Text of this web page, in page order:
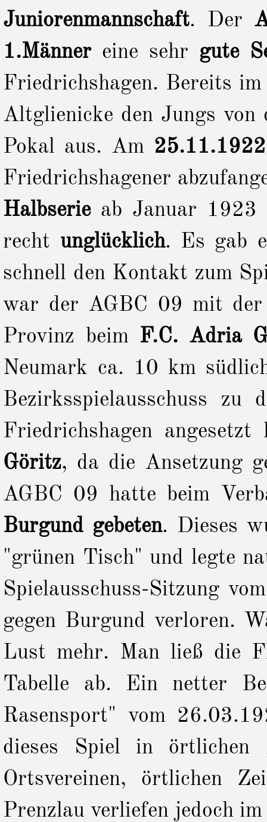
Juniorenmannschaft. Der
1.Männereine sehr gute
Friedrichshagen. Bereits
Altglienicke den Jungs von
Pokal aus. Am 25.11.1922
Friedrichshagener
Halbserieab Januar 1923
recht unglücklich. Es gab
schnell den Kontakt zum
war der AGBC 09 mit
Provinz beim F.C. Adria
Neumark ca. 10 km
Bezirksspielausschuss
Friedrichshagen
Göritz, da die Ansetzung
AGBC 09 hatte beim
Burgund gebeten. Dieses
"grünen Tisch" und legte
Spielausschuss-Sitzung
gegen Burgund verloren.
Lust mehr. Man ließ die
Tabelle ab. Ein netter
Rasensport" vom
dieses Spiel in örtlichen
Ortsvereinen, örtlichen
Prenzlau verliefen jedoch im